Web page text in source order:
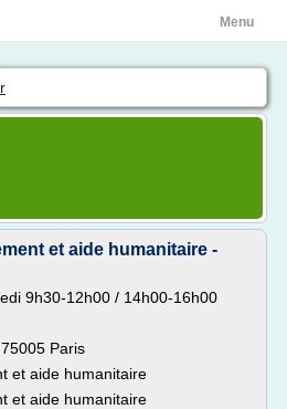
Menu
et aide humanitaire -
9h30-12h00 / 14h00-16h00
Paris
et aide humanitaire
et aide humanitaire